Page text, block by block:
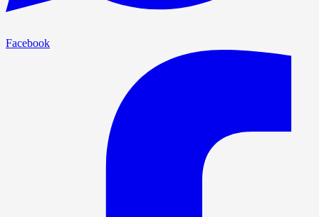
Facebook